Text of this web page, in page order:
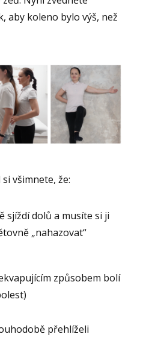
aby koleno bylo výš, než
všimnete, že:
sjíždí dolů a musíte si ji
„nahazovat“
způsobem bolí
přehlíželi